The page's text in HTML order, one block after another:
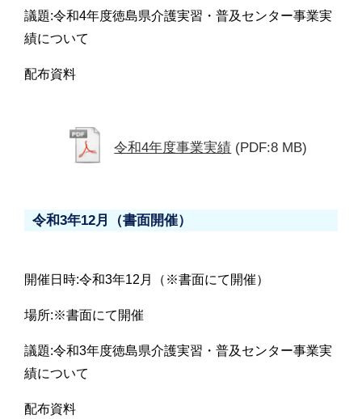
議題:令和4年度徳島県介護実習・普及センター事業実
績について
配布資料
令和4年度事業実績 (PDF:8 MB)
令和3年12月（書面開催）
開催日時:令和3年12月（※書面にて開催）
場所:※書面にて開催
議題:令和3年度徳島県介護実習・普及センター事業実
績について
配布資料